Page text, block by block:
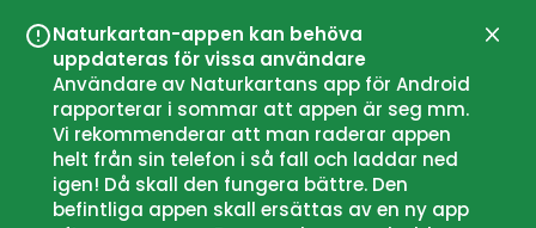
Naturkartan-appen kan behöva
uppdateras för vissa användare
Användare av Naturkartans app för Android
rapporterar i sommar att appen är seg mm.
Vi rekommenderar att man raderar appen
helt från sin telefon i så fall och laddar ned
igen! Då skall den fungera bättre. Den
befintliga appen skall ersättas av en ny app